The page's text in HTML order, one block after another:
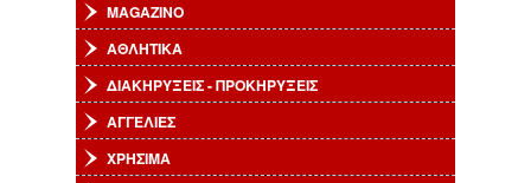
MAGAZINO
ΑΘΛΗΤΙΚΑ
ΔΙΑΚΗΡΥΞΕΙΣ - ΠΡΟΚΗΡΥΞΕΙΣ
ΑΓΓΕΛΙΕΣ
ΧΡΗΣΙΜΑ